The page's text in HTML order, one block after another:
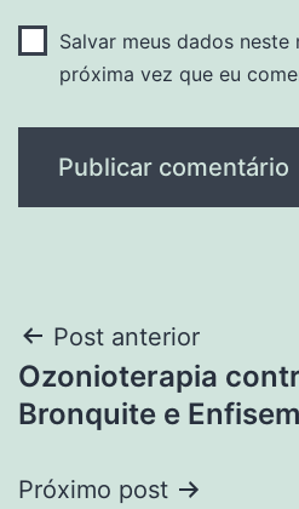
Salvar meus dados neste
próxima vez que eu
Navegação
de
Post anterior
Ozonioterapia
Bronquite e
Próximo post